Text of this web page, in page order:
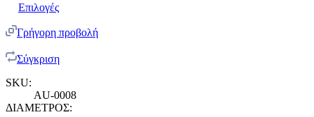
Επιλογές
Γρήγορη προβολή
Σύγκριση
SKU:
AU-0008
ΔΙΑΜΕΤΡΟΣ: